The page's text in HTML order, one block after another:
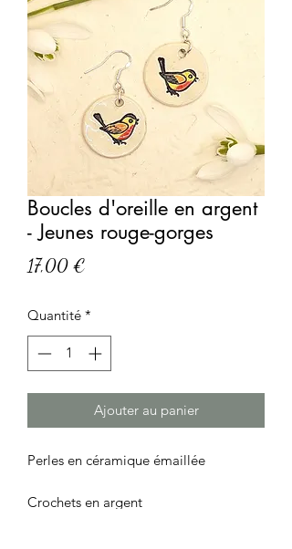
Boucles d'oreille en argent
- Jeunes rouge-gorges
17,00 €
Quantité *
Ajouter au panier
Perles en céramique émaillée
Crochets en argent